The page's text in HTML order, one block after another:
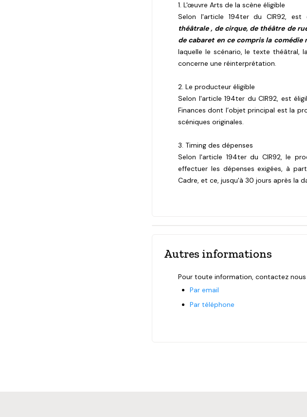
1. L'œuvre Arts de la scène éligible
Selon l'article 194ter du CIR92, est
théâtrale , de cirque, de théâtre de
de cabaret en ce compris la
laquelle le scénario, le texte théâtral,
concerne une réinterprétation.
2. Le producteur éligible
Selon l'article 194ter du CIR92, est
Finances dont l’objet principal est la
scéniques originales.
3. Timing des dépenses
Selon l'article 194ter du CIR92, le
effectuer les dépenses exigées, à
Cadre, et ce, jusqu'à 30 jours après la
Autres informations
Pour toute information, contactez nous
Par email
Par téléphone